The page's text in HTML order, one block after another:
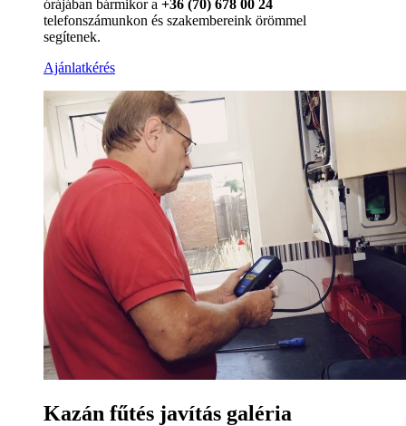
órájában bármikor a +36 (70) 678 00 24
telefonszámunkon és szakembereink örömmel
segítenek.
Ajánlatkérés
Kazán fűtés javítás galéria